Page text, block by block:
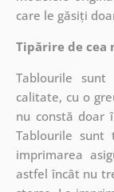
care le găsiți
Tipărire de
Tablourile
calitate, cu o
nu constă doar
Tablourile
imprimarea
astfel încât nu